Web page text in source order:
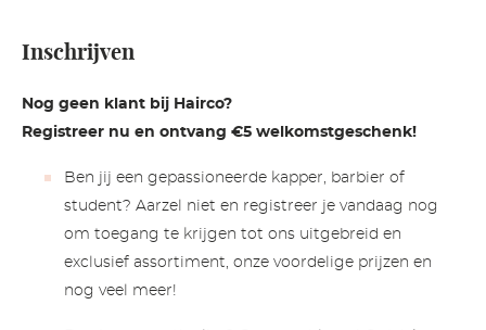
Inschrijven
Nog geen klant bij Hairco?
Registreer nu en ontvang €5 welkomstgeschenk!
Ben jij een gepassioneerde kapper, barbier of
student? Aarzel niet en registreer je vandaag nog
om toegang te krijgen tot ons uitgebreid en
exclusief assortiment, onze voordelige prijzen en
nog veel meer!